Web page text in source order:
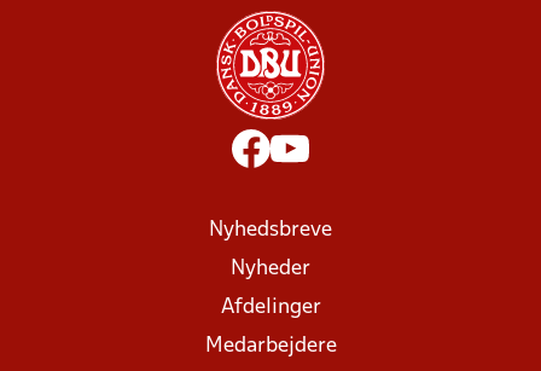
Nyhedsbreve
Nyheder
Afdelinger
Medarbejdere